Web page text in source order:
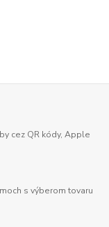
cez QR kódy, Apple
s výberom tovaru